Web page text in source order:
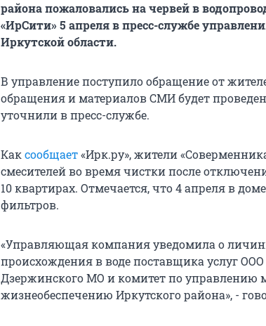
района пожаловались на червей в
«ИрСити» 5 апреля в пресс-службе
Иркутской области.
В управление поступило обращение от
обращения и материалов СМИ будет
уточнили в пресс-службе.
Каксообщает«Ирк.ру», жители
смесителей во время чистки после
10 квартирах. Отмечается, что 4 апреля в
фильтров.
«Управляющая компания уведомила о
происхождения в воде поставщика услуг ООО
Дзержинского МО и комитет по
жизнеобеспечению Иркутского района», -